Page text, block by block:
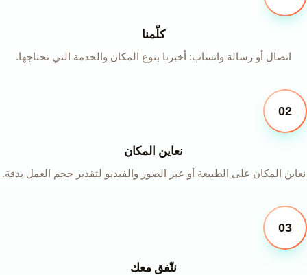
كلّمنا
اتصال أو رسالة واتساب: أخبرنا بنوع المكان والخدمة التي تحتاجها.
02
نعاين المكان
نعاين المكان على الطبيعة أو عبر الصور والفيديو لتقدير حجم العمل بدقة.
03
نتّفق معك